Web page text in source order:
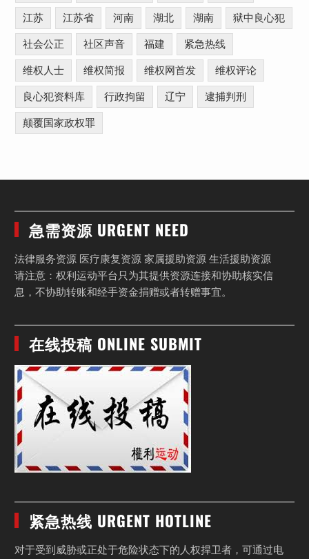
江苏 江苏省 河南 湖北 湖南 狱中良心犯
社会公正 社区声音 福建 紧急热线
维权人士 维权简报 维权网首发 维权评论
良心犯资料库 行政拘留 辽宁 逮捕判刑
颠覆国家政权罪
急需资源 URGENT NEED
法律服务资源 医疗康复资源 家属援助资源 生活援助资源
请注意：权利运动平台只为其提供资源连接和协助核实信
息，不协助转账和经手资金捐赠或者转赠事宜。
在线投稿 ONLINE SUBMIT
紧急热线 URGENT HOTLINE
对于受到威胁或正处于危险状态下的人权捍卫者，可通过电